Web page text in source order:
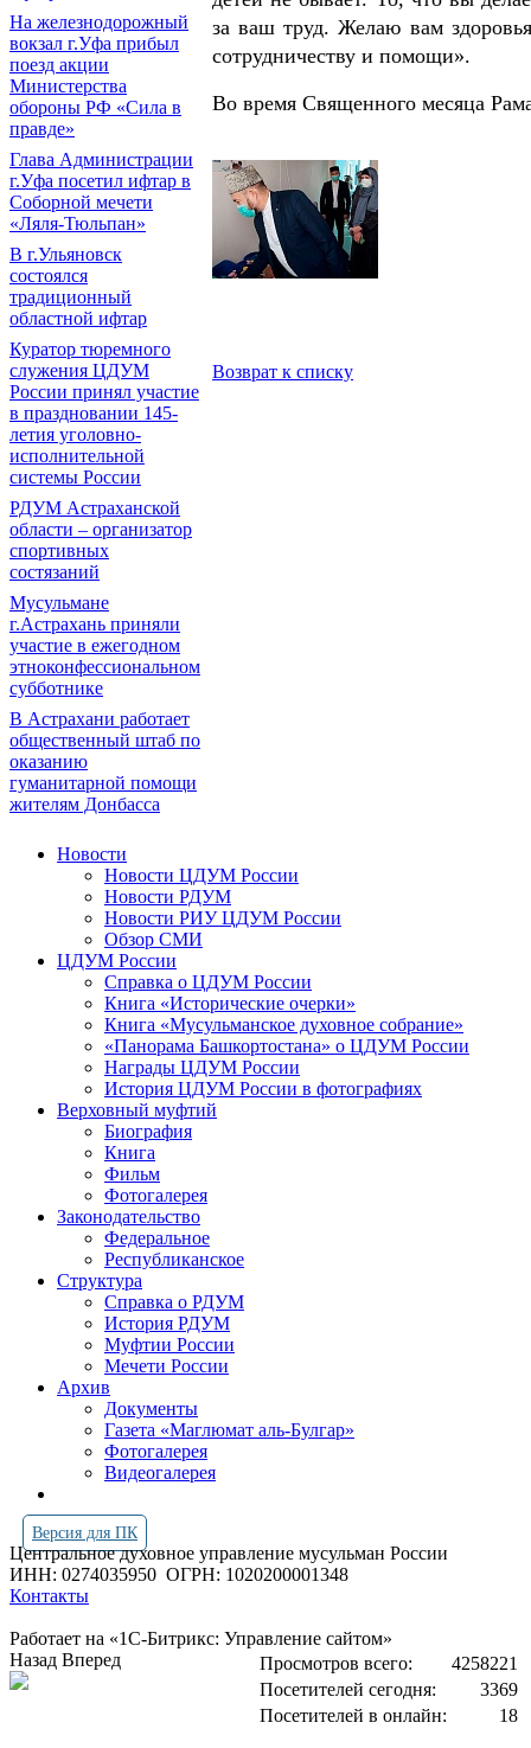
На железнодорожный
вокзал г.Уфа прибыл
поезд акции
Министерства
обороны РФ «Сила в
правде»
Глава Администрации
г.Уфа посетил ифтар в
Соборной мечети
«Ляля-Тюльпан»
В г.Ульяновск
состоялся
традиционный
областной ифтар
Куратор тюремного
служения ЦДУМ
России принял участие
в праздновании 145-
летия уголовно-
исполнительной
системы России
РДУМ Астраханской
области – организатор
спортивных
состязаний
Мусульмане
г.Астрахань приняли
участие в ежегодном
этноконфессиональном
субботнике
В Астрахани работает
общественный штаб по
оказанию
гуманитарной помощи
жителям Донбасса
за ваш труд. Желаю вам
сотрудничеству и помощи».
Во время Священного месяца
Возврат к списку
Новости
Новости ЦДУМ России
Новости РДУМ
Новости РИУ ЦДУМ России
Обзор СМИ
ЦДУМ России
Справка о ЦДУМ России
Книга «Исторические очерки»
Книга «Мусульманское духовное собрание»
«Панорама Башкортостана» о ЦДУМ России
Награды ЦДУМ России
История ЦДУМ России в фотографиях
Верховный муфтий
Биография
Книга
Фильм
Фотогалерея
Законодательство
Федеральное
Республиканское
Структура
Справка о РДУМ
История РДУМ
Муфтии России
Мечети России
Архив
Документы
Газета «Маглюмат аль-Булгар»
Фотогалерея
Видеогалерея
Версия для ПК
Центральное духовное управление мусульман России
ИНН: 0274035950 ОГРН: 1020200001348
Контакты
Работает на «1С-Битрикс: Управление сайтом»
Просмотров всего:
4258221
Посетителей сегодня:
3369
Посетителей в онлайн:
18
Назад Вперед